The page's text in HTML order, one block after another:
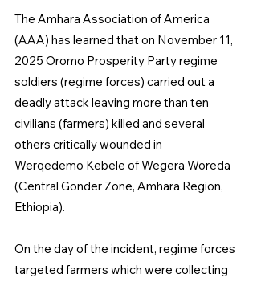
The Amhara Association of America
(AAA) has learned that on November 11,
2025 Oromo Prosperity Party regime
soldiers (regime forces) carried out a
deadly attack leaving more than ten
civilians (farmers) killed and several
others critically wounded in
Werqedemo Kebele of Wegera Woreda
(Central Gonder Zone, Amhara Region,
Ethiopia).
On the day of the incident, regime forces
targeted farmers which were collecting